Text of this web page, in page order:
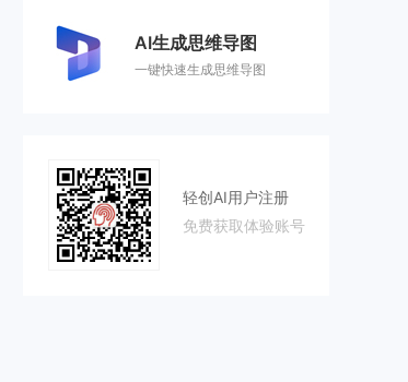
AI生成思维导图
一键快速生成思维导图
轻创AI用户注册
免费获取体验账号